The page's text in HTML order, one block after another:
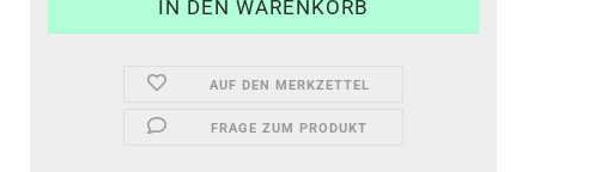
AUF DEN MERKZETTEL
FRAGE ZUM PRODUKT